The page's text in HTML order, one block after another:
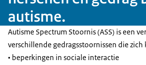
autisme.
Autisme Spectrum Stoornis (ASS) is een
verschillende gedragsstoornissen die
• beperkingen in sociale interactie